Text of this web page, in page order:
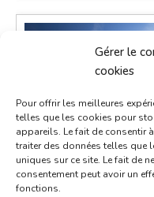
Gérer le
cookies
Pour offrir les meilleures
telles que les cookies pour
appareils. Le fait de consentir
traiter des données telles que
uniques sur ce site. Le fait de
consentement peut avoir un
fonctions.